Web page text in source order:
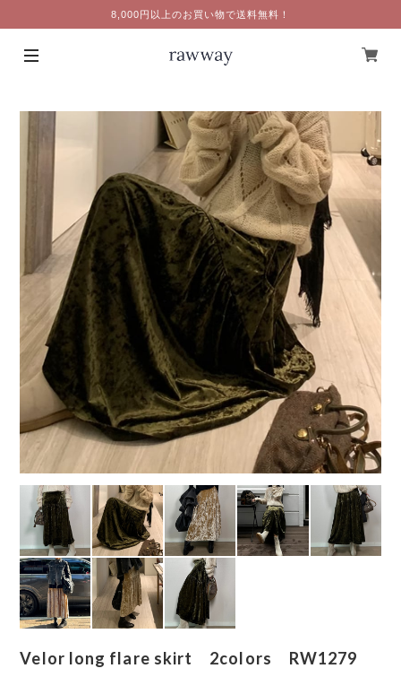
8,000円以上のお買い物で送料無料！
Velor long flare skirt 2colors RW1279